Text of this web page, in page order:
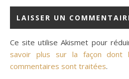
Ce site utilise Akismet pour
savoir plus sur la façon dont
commentaires sont traitées.